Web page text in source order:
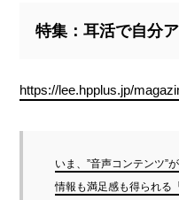
特集：耳活で自分
https://lee.hpplus.jp/
いま、”音声コンテンツ”
情報も満足感も得られる